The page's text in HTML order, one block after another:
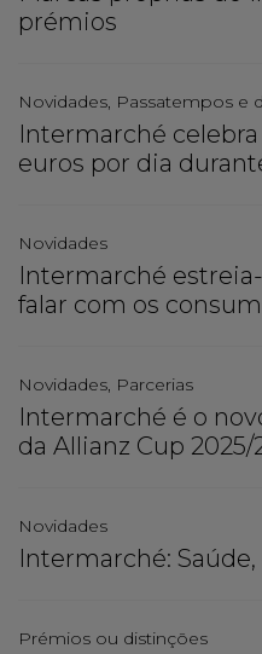
prémios
Novidades, Passatempos e
Intermarché
euros por dia
Novidades
Intermarché
falar com os
Novidades, Parcerias
Intermarché é o
da Allianz Cup 2025/
Novidades
Intermarché:
Prémios ou distinções